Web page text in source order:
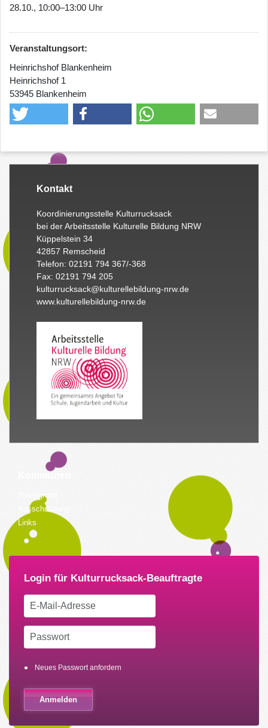
28.10., 10:00–13:00 Uhr
Veranstaltungsort:
Heinrichshof Blankenheim
Heinrichshof 1
53945 Blankenheim
Kontakt
Koordinierungsstelle Kulturrucksack
bei der Arbeitsstelle Kulturelle Bildung NRW
Küppelstein 34
42857 Remscheid
Telefon: 02191 794 367/-368
Fax: 02191 794 205
kulturrucksack@kulturellebildung-nrw.de
www.kulturellebildung-nrw.de
Hintergrund
Ausschreibung
Links
Neues Passwort anfordern